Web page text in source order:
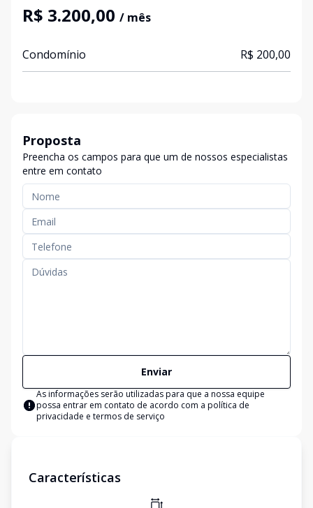
R$ 3.200,00 / mês
Condomínio R$ 200,00
Proposta
Preencha os campos para que um de nossos especialistas
entre em contato
Enviar
As informações serão utilizadas para que a nossa equipe
possa entrar em contato de acordo com a política de
privacidade e termos de serviço
Características